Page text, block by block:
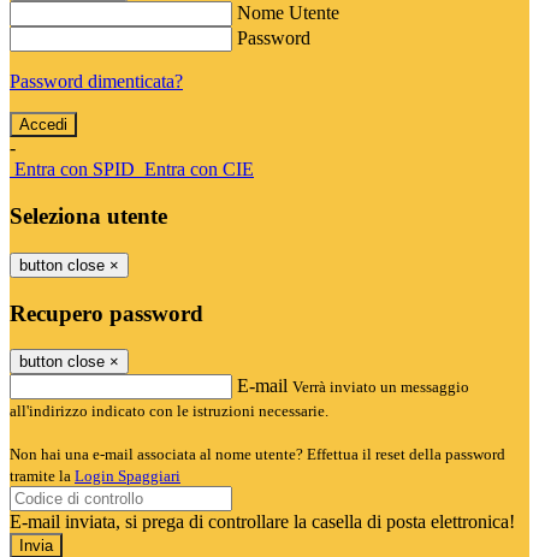
Nome Utente
Password
Password dimenticata?
-
Entra con SPID Entra con CIE
Seleziona utente
button close ×
Recupero password
button close ×
E-mail Verrà inviato un messaggio
all'indirizzo indicato con le istruzioni necessarie.
Non hai una e-mail associata al nome utente? Effettua il reset della password
tramite la Login Spaggiari
E-mail inviata, si prega di controllare la casella di posta elettronica!